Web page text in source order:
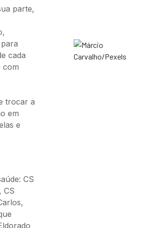
parte,
cada
com
trocar a
em
e
CS
CS